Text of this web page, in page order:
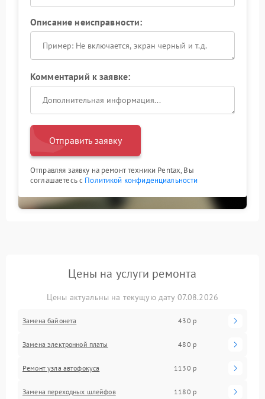
Описание неисправности:
Комментарий к заявке:
Отправить заявку
Отправляя заявку на ремонт техники Pentax, Вы
соглашаетесь с Политикой конфиденциальности
Цены на услуги ремонта
Цены актуальны на текущую дату 07.08.2026
Замена байонета 430 р
Замена электронной платы 480 р
Ремонт узла автофокуса 1130 р
Замена переходных шлейфов 1180 р